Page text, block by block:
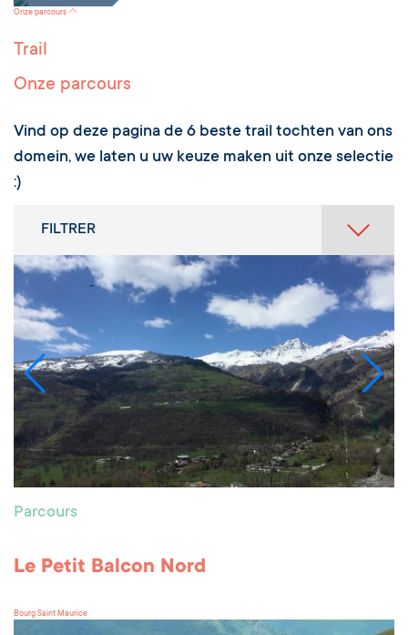
Onze parcours
Trail
Onze parcours
Vind op deze pagina de 6 beste trail tochten van ons
domein, we laten u uw keuze maken uit onze selectie
:)
FILTRER
Parcours
Le Petit Balcon Nord
Bourg Saint Maurice